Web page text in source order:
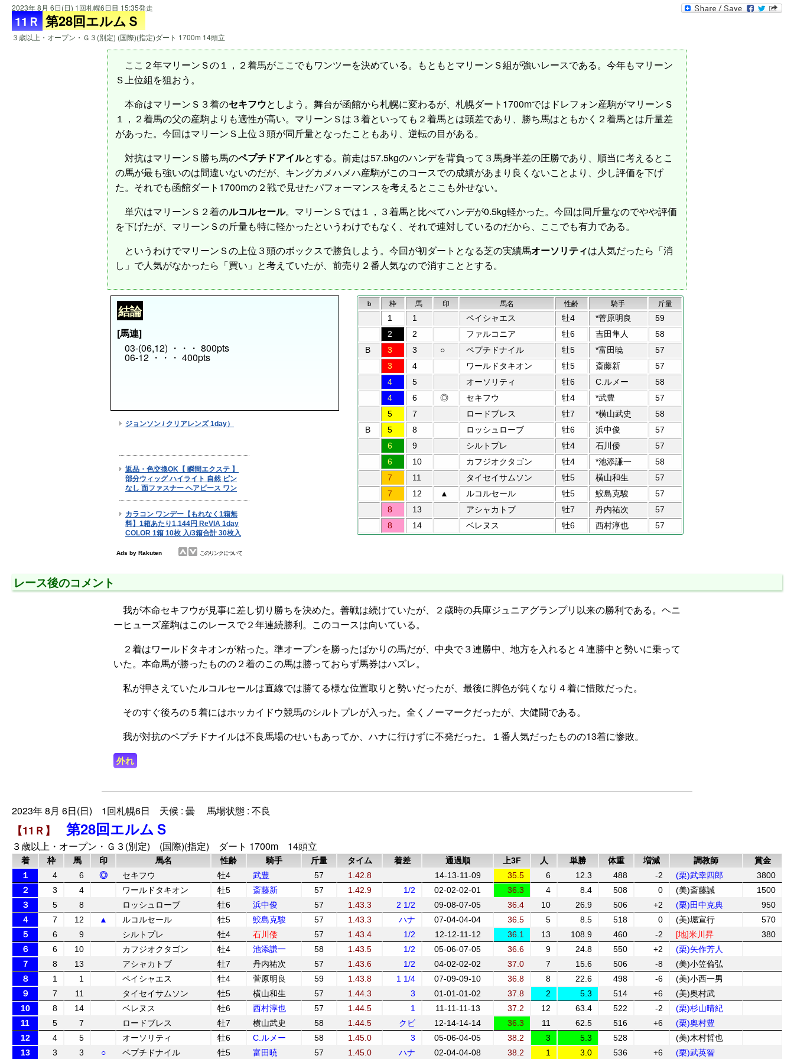
2023年 8月 6日(日) 1回札幌6日目 15:35発走
11Ｒ 第28回エルムＳ
３歳以上・オープン・Ｇ３(別定) (国際)(指定)ダート 1700m 14頭立
ここ２年マリーンＳの１，２着馬がここでもワンツーを決めている。もともとマリーンＳ組が強いレースである。今年もマリーン
Ｓ上位組を狙おう。
本命はマリーンＳ３着のセキフウとしよう。舞台が函館から札幌に変わるが、札幌ダート1700mではドレフォン産駒がマリーンＳ
１，２着馬の父の産駒よりも適性が高い。マリーンＳは３着といっても２着馬とは頭差であり、勝ち馬はともかく２着馬とは斤量差
があった。今回はマリーンＳ上位３頭が同斤量となったこともあり、逆転の目がある。
対抗はマリーンＳ勝ち馬のペプチドアイルとする。前走は57.5kgのハンデを背負って３馬身半差の圧勝であり、順当に考えるとこ
の馬が最も強いのは間違いないのだが、キングカメハメハ産駒がこのコースでの成績があまり良くないことより、少し評価を下げ
た。それでも函館ダート1700mの２戦で見せたパフォーマンスを考えるとここも外せない。
単穴はマリーンＳ２着のルコルセール。マリーンＳでは１，３着馬と比べてハンデが0.5kg軽かった。今回は同斤量なのでやや評価
を下げたが、マリーンＳの斤量も特に軽かったというわけでもなく、それで連対しているのだから、ここでも有力である。
というわけでマリーンＳの上位３頭のボックスで勝負しよう。今回が初ダートとなる芝の実績馬オーソリティは人気だったら「消
し」で人気がなかったら「買い」と考えていたが、前売り２番人気なので消すこととする。
結論
[馬連]
03-(06,12) ・・・ 800pts
06-12 ・・・ 400pts
b 枠 馬 印 馬名 性齢 騎手
斤量
1
1 ペイシャエス 牡4 *菅原明良
59
2
2 ファルコニア 牡6 吉田隼人
58
B
3 3 ○ ペプチドナイル 牡5 *富田暁
57
3
4 ワールドタキオン 牡5 斎藤新
57
4
5 オーソリティ 牡6 C.ルメー
58
4
6 ◎ セキフウ 牡4 *武豊
57
5
7 ロードブレス 牡7 *横山武史
58
B
5 8 ロッシュローブ 牡6 浜中俊
57
6
9 シルトプレ 牡4 石川倭
57
6
10 カフジオクタゴン 牡4 *池添謙一
58
7
11 タイセイサムソン 牡5 横山和生
57
7
12 ▲ ルコルセール 牡5 鮫島克駿
57
8
13 アシャカトブ 牡7 丹内祐次
57
8
14 ベレヌス 牡6 西村淳也 57
レース後のコメント
我が本命セキフウが見事に差し切り勝ちを決めた。善戦は続けていたが、２歳時の兵庫ジュニアグランプリ以来の勝利である。ヘニ
ーヒューズ産駒はこのレースで２年連続勝利。このコースは向いている。
２着はワールドタキオンが粘った。準オープンを勝ったばかりの馬だが、中央で３連勝中、地方を入れると４連勝中と勢いに乗って
いた。本命馬が勝ったものの２着のこの馬は勝っておらず馬券はハズレ。
私が押さえていたルコルセールは直線では勝てる様な位置取りと勢いだったが、最後に脚色が鈍くなり４着に惜敗だった。
そのすぐ後ろの５着にはホッカイドウ競馬のシルトプレが入った。全くノーマークだったが、大健闘である。
我が対抗のペプチドナイルは不良馬場のせいもあってか、ハナに行けずに不発だった。１番人気だったものの13着に惨敗。
外れ
2023年 8月 6日(日) 1回札幌6日 天候 : 曇 馬場状態 : 不良
【11Ｒ】 第28回エルムＳ
３歳以上・オープン・Ｇ３(別定) (国際)(指定) ダート 1700m 14頭立
着 枠 馬 印 馬名 性齢 騎手 斤量 タイム 着差 通過順 上3F 人 単勝 体重 増減 調教師
賞金
１
4 6 ◎ セキフウ 牡4 武豊 57 1.42.8 14-13-11-09 35.5 6 12.3 488 -2 (栗)武幸四郎
3800
２
3 4 ワールドタキオン 牡5 斎藤新 57 1.42.9 1/2 02-02-02-01 36.3 4 8.4 508 0 (美)斎藤誠
1500
３
5 8 ロッシュローブ 牡6 浜中俊 57 1.43.3 2 1/2 09-08-07-05 36.4 10 26.9 506 +2 (栗)田中克典
950
４
7 12 ▲ ルコルセール 牡5 鮫島克駿 57 1.43.3 ハナ 07-04-04-04 36.5 5 8.5 518 0 (美)堀宣行
570
５
6 9 シルトプレ 牡4 石川倭 57 1.43.4 1/2 12-12-11-12 36.1 13 108.9 460 -2 [地]米川昇
380
６
6 10 カフジオクタゴン 牡4 池添謙一 58 1.43.5 1/2 05-06-07-05 36.6 9 24.8 550 +2
(栗)矢作芳人
７
8 13 アシャカトブ 牡7 丹内祐次 57 1.43.6 1/2 04-02-02-02 37.0 7 15.6 506 -8
(美)小笠倫弘
８
1 1 ペイシャエス 牡4 菅原明良 59 1.43.8 1 1/4 07-09-09-10 36.8 8 22.6 498 -6
(美)小西一男
９
7 11 タイセイサムソン 牡5 横山和生 57 1.44.3 3 01-01-01-02 37.8 2 5.3 514 +6
(美)奥村武
10
8 14 ベレヌス 牡6 西村淳也 57 1.44.5 1 11-11-11-13 37.2 12 63.4 522 -2
(栗)杉山晴紀
11
5 7 ロードブレス 牡7 横山武史 58 1.44.5 クビ 12-14-14-14 36.3 11 62.5 516 +6
(栗)奥村豊
12
4 5 オーソリティ 牡6 C.ルメー 58 1.45.0 3 05-06-04-05 38.2 3 5.3 528
(美)木村哲也
13
3 3 ○ ペプチドナイル 牡5 富田暁 57 1.45.0 ハナ 02-04-04-08 38.2 1 3.0 536 +6 (栗)武英智